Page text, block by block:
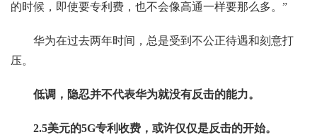
的时候，即使要专利费，也不会像高通一样要那么多。”
华为在过去两年时间，总是受到不公正待遇和刻意打
压。
低调，隐忍并不代表华为就没有反击的能力。
2.5美元的5G专利收费，或许仅仅是反击的开始。